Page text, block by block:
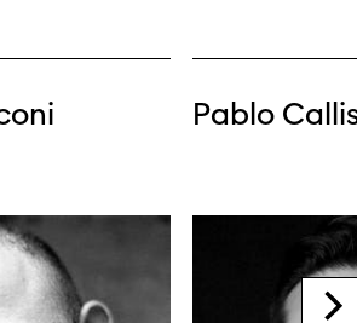
ne s'affiche pas de manière
un autre navigateur.Pablo